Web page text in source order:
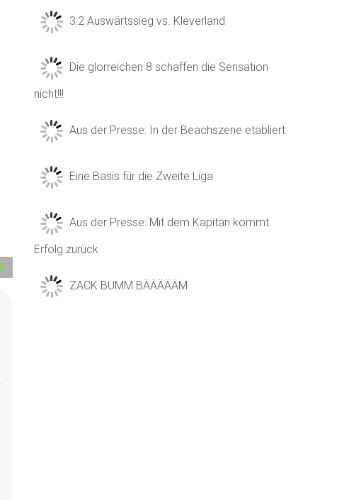
3:2 Auswärtssieg vs. Kleverland
Die glorreichen 8 schaffen die Sensation
nicht!!!
Aus der Presse: In der Beachszene etabliert
Eine Basis für die Zweite Liga
Aus der Presse: Mit dem Kapitän kommt
Erfolg zurück
ZACK BUMM BÄÄÄÄÄM